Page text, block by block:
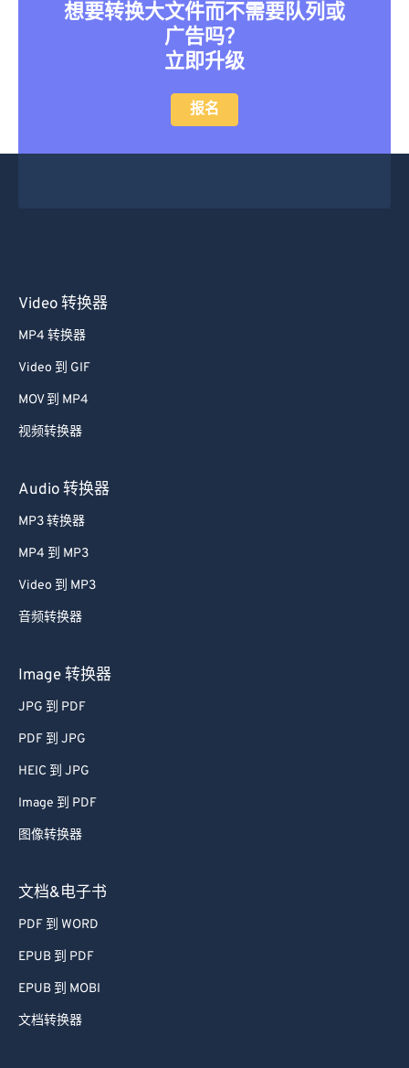
想要转换大文件而不需要队列或
广告吗？
立即升级
报名
Video 转换器
MP4 转换器
Video 到 GIF
MOV 到 MP4
视频转换器
Audio 转换器
MP3 转换器
MP4 到 MP3
Video 到 MP3
音频转换器
Image 转换器
JPG 到 PDF
PDF 到 JPG
HEIC 到 JPG
Image 到 PDF
图像转换器
文档&电子书
PDF 到 WORD
EPUB 到 PDF
EPUB 到 MOBI
文档转换器